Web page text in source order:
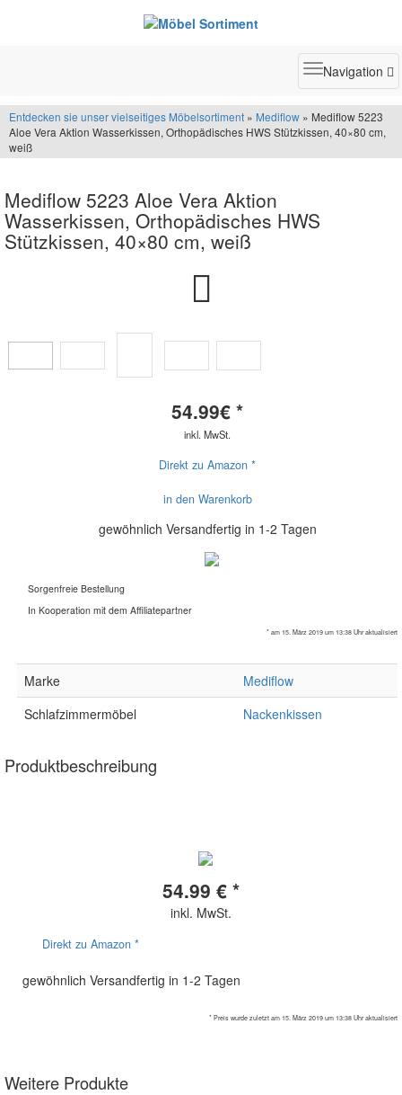
Toggle
Navigation
Entdecken sie unser vielseitiges Möbelsortiment » Mediflow » Mediflow 5223
Aloe Vera Aktion Wasserkissen, Orthopädisches HWS Stützkissen, 40×80 cm,
weiß
Mediflow 5223 Aloe Vera Aktion
Wasserkissen, Orthopädisches HWS
Stützkissen, 40×80 cm, weiß
54.99€ *
inkl. MwSt.
Direkt zu Amazon *
in den Warenkorb
gewöhnlich Versandfertig in 1-2 Tagen
Sorgenfreie Bestellung
In Kooperation mit dem Affiliatepartner
* am 15. März 2019 um 13:38 Uhr aktualisiert
Marke
Mediflow
Schlafzimmermöbel
Nackenkissen
Produktbeschreibung
54.99 € *
inkl. MwSt.
Direkt zu Amazon *
gewöhnlich Versandfertig in 1-2 Tagen
* Preis wurde zuletzt am 15. März 2019 um 13:38 Uhr aktualisiert
Weitere Produkte